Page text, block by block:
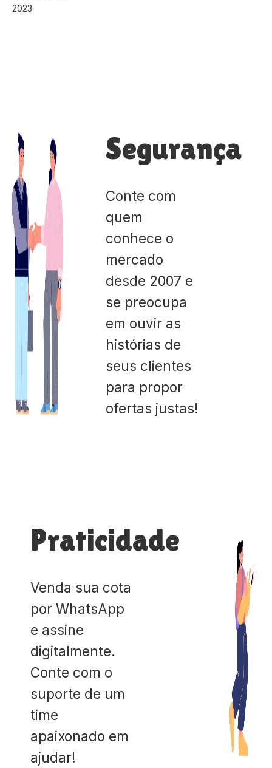
2023
Segurança
Conte com
quem
conhece o
mercado
desde 2007 e
se preocupa
em ouvir as
histórias de
seus clientes
para propor
ofertas justas!
Praticidade
Venda sua cota
por WhatsApp
e assine
digitalmente.
Conte com o
suporte de um
time
apaixonado em
ajudar!